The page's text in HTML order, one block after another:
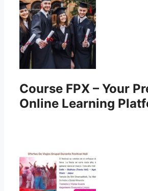
Course FPX – Your
Online Learning